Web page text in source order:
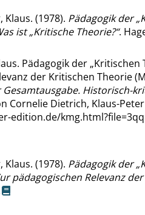
(1978). Pädagogik der„
ist„Kritische Theorie?“.
Pädagogik der „Kritischen
der Kritischen Theorie
Historisch-
Cornelie Dietrich, Klaus-
edition.de/
(1978). Pädagogik der„
pädagogischen Relevanz